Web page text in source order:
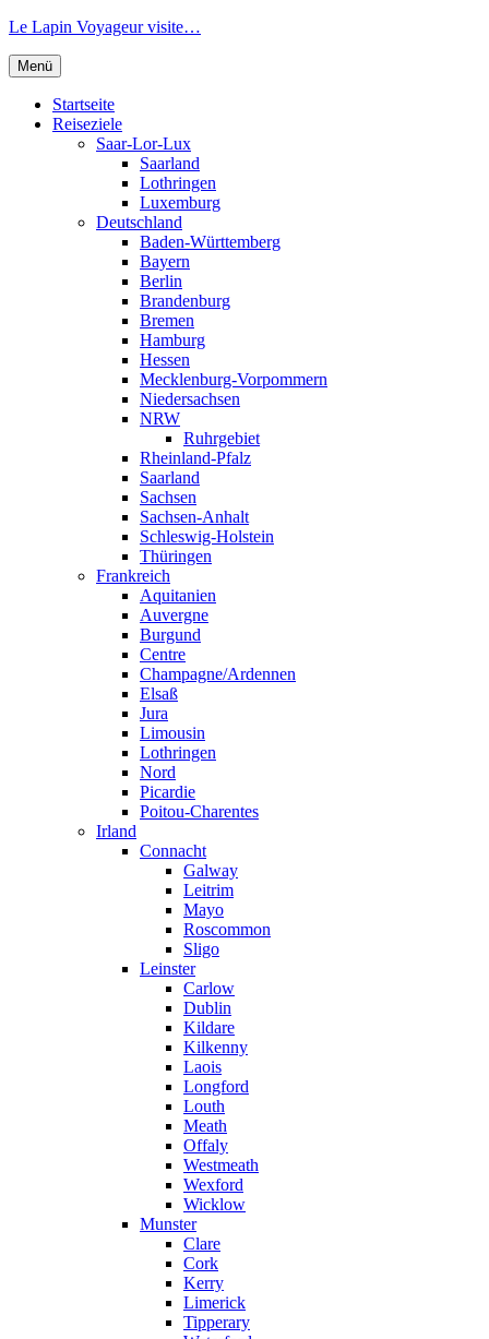
Zum
springen
Le Lapin Voyageur visite…
Menü
Startseite
Reiseziele
Saar-Lor-Lux
Saarland
Lothringen
Luxemburg
Deutschland
Baden-Württemberg
Bayern
Berlin
Brandenburg
Bremen
Hamburg
Hessen
Mecklenburg-Vorpommern
Niedersachsen
NRW
Ruhrgebiet
Rheinland-Pfalz
Saarland
Sachsen
Sachsen-Anhalt
Schleswig-Holstein
Thüringen
Frankreich
Aquitanien
Auvergne
Burgund
Centre
Champagne/Ardennen
Elsaß
Jura
Limousin
Lothringen
Nord
Picardie
Poitou-Charentes
Irland
Connacht
Galway
Leitrim
Mayo
Roscommon
Sligo
Leinster
Carlow
Dublin
Kildare
Kilkenny
Laois
Longford
Louth
Meath
Offaly
Westmeath
Wexford
Wicklow
Munster
Clare
Cork
Kerry
Limerick
Tipperary